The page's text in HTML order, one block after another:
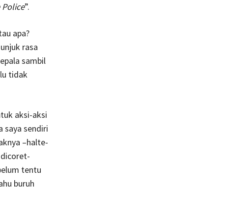
Police”.
apa?
rasa
sambil
tidak
aksi-aksi
saya sendiri
–halte-
tentu
buruh